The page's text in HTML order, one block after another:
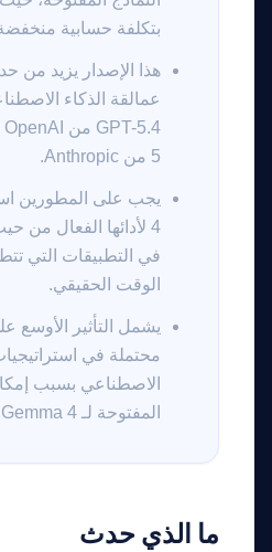
بتكلفة حسابية
هذا الإصدار يزيد من
عمالقة الذكاء
5 من Anthropic.
4 لأدائها الفعال من
في التطبيقات التي
الوقت الحقيقي.
يشمل التأثير الأوسع
محتملة في
الاصطناعي بسبب
المفتوحة لـ Gemma 4.
ما الذي حدث